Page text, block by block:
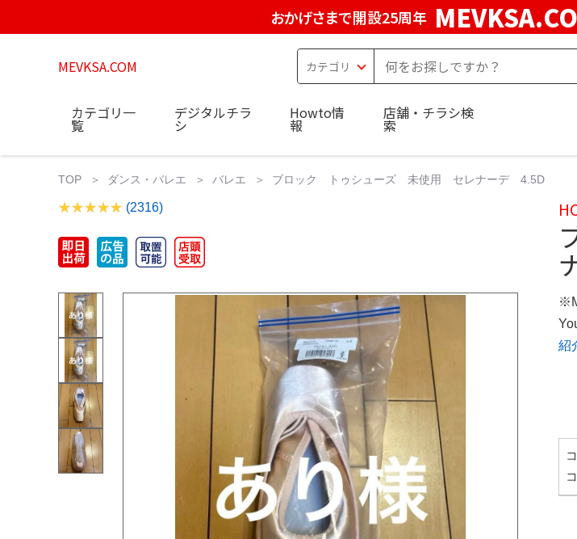
おかげさまで開設25周年
MEVKSA.COM
カテゴリ一
覧
デジタルチラ
シ
Howto情
報
店舗・チラシ検
索
TOP ダンス・バレエ バレエ ブロック トゥシューズ 未使用 セレナーデ 4.5D
(2316)
紹